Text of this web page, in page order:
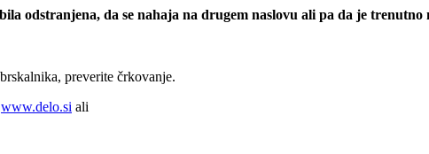
odstranjena, da se nahaja na drugem naslovu ali pa da je trenutno
preverite črkovanje.
www.delo.si ali